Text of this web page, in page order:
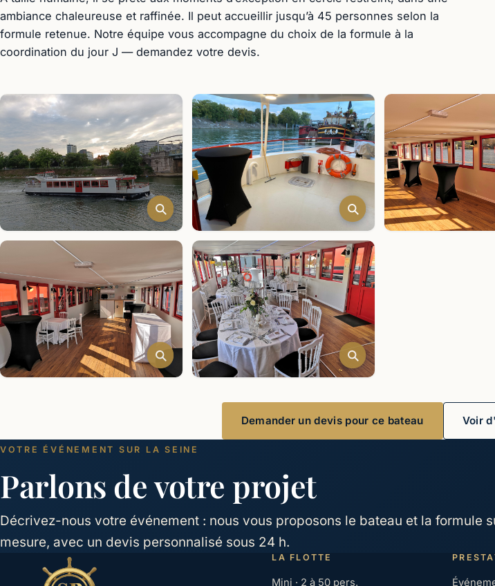
ambiance chaleureuse et raffinée. Il peut accueillir jusqu’à 45 personnes selon la
formule retenue. Notre équipe vous accompagne du choix de la formule à la
coordination du jour J — demandez votre devis.
Demander un devis pour ce bateau Voir
VOTRE ÉVÉNEMENT SUR LA SEINE
Parlons de votre projet
Décrivez-nous votre événement : nous vous proposons le bateau et la formule
mesure, avec un devis personnalisé sous 24 h.
LA FLOTTE
Mini · 2 à 50 pers.